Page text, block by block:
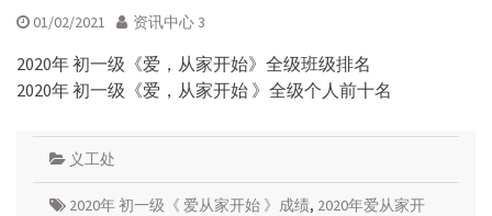
01/02/2021 资讯中心 3
2020年 初一级《爱，从家开始》全级班级排名
2020年 初一级《爱，从家开始 》全级个人前十名
义工处
2020年 初一级《 爱从家开始 》成绩, 2020年爱从家开